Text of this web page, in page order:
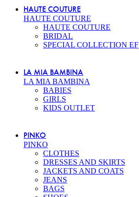
HAUTE COUTURE
HAUTE COUTURE
HAUTE COUTURE
BRIDAL
SPECIAL COLLECTION EF
LA MIA BAMBINA
LA MIA BAMBINA
BABIES
GIRLS
KIDS OUTLET
PINKO
PINKO
CLOTHES
DRESSES AND SKIRTS
JACKETS AND COATS
JEANS
BAGS